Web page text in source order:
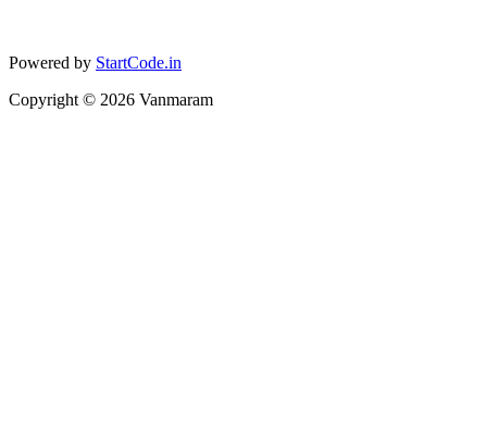
Powered by StartCode.in
Copyright © 2026 Vanmaram